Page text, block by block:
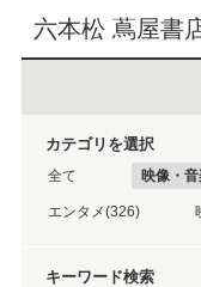
六本松 蔦屋書
カテゴリを選択
全て 映像・
エンタメ(326)
キーワード検索